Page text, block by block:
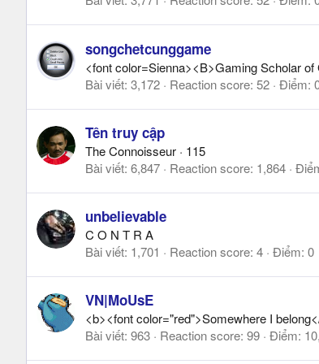
songchetcunggame
<font color=Sienna><B>Gaming Scholar
Bài viết 3,172 Reaction score 52 Điểm
Tên truy cập
The Connoisseur · 115
Bài viết 6,847 Reaction score 1,864
unbelievable
C O N T R A
Bài viết 1,701 Reaction score 4 Điểm 0
VN|MoUsE
<b><font color="red">Somewhere I
Bài viết 963 Reaction score 99 Điểm